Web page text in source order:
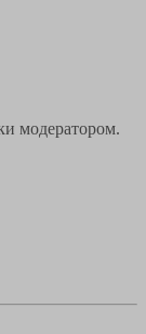
модератором.